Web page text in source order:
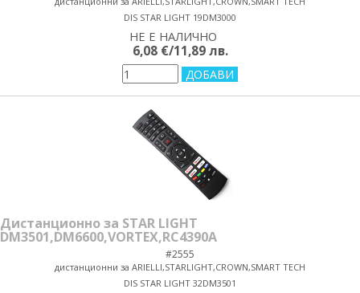
DIS STAR LIGHT 19DM3000
НЕ Е НАЛИЧНО
6,08 €/11,89 лв.
Дистанционно за STAR LIGHT
DM3501,DM6600,VORTEX,RC4390A
#2555
дистанционни за ARIELLI,STARLIGHT,CROWN,SMART TECH
DIS STAR LIGHT 32DM3501